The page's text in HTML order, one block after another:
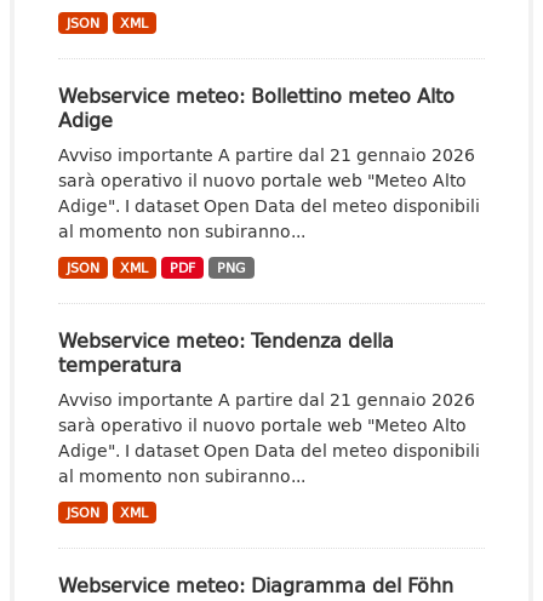
JSON XML
Webservice meteo: Bollettino meteo Alto
Adige
Avviso importante A partire dal 21 gennaio 2026
sarà operativo il nuovo portale web "Meteo Alto
Adige". I dataset Open Data del meteo disponibili
al momento non subiranno...
JSON XML PDF PNG
Webservice meteo: Tendenza della
temperatura
Avviso importante A partire dal 21 gennaio 2026
sarà operativo il nuovo portale web "Meteo Alto
Adige". I dataset Open Data del meteo disponibili
al momento non subiranno...
JSON XML
Webservice meteo: Diagramma del Föhn